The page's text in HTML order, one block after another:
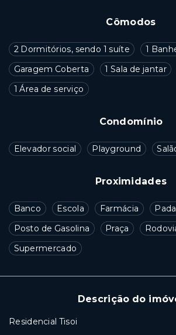
Cômodos
2 Dormitórios, sendo 1 suíte 1
Garagem Coberta
1 Sala de jantar
1 Área de serviço
Condomínio
Elevador social Playground
Proximidades
Banco Escola Farmácia
Posto de Gasolina
Praça
Supermercado
Descrição do
Residencial Tisoi